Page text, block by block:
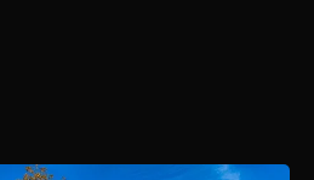
по Новорижскому,